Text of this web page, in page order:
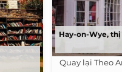
Hay-on-Wye,
Quay lại Theo